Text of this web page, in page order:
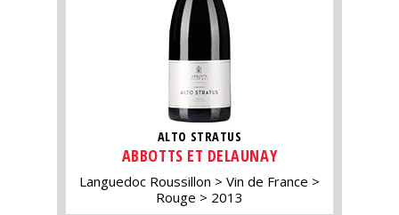
ALTO STRATUS
ABBOTTS ET DELAUNAY
Languedoc Roussillon
Vin de France
Rouge
2013